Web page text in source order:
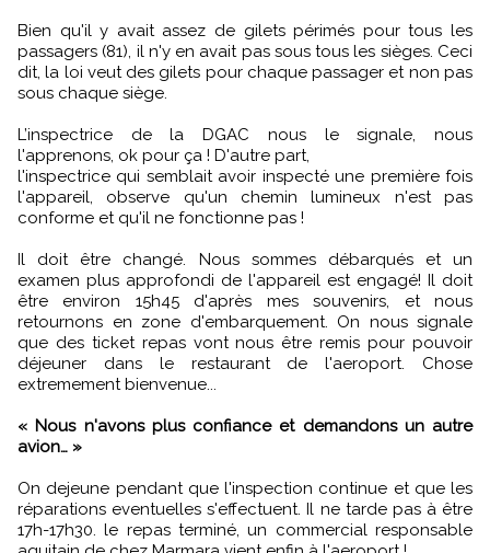
Bien qu'il y avait assez de gilets périmés pour tous les
passagers (81), il n'y en avait pas sous tous les sièges. Ceci
dit, la loi veut des gilets pour chaque passager et non pas
sous chaque siège.
L’inspectrice de la DGAC nous le signale, nous
l'apprenons, ok pour ça ! D'autre part,
l'inspectrice qui semblait avoir inspecté une première fois
l'appareil, observe qu'un chemin lumineux n'est pas
conforme et qu'il ne fonctionne pas !
Il doit être changé. Nous sommes débarqués et un
examen plus approfondi de l'appareil est engagé! Il doit
être environ 15h45 d'après mes souvenirs, et nous
retournons en zone d'embarquement. On nous signale
que des ticket repas vont nous être remis pour pouvoir
déjeuner dans le restaurant de l'aeroport. Chose
extremement bienvenue...
« Nous n'avons plus confiance et demandons un autre
avion… »
On dejeune pendant que l'inspection continue et que les
réparations eventuelles s'effectuent. Il ne tarde pas à être
17h-17h30. le repas terminé, un commercial responsable